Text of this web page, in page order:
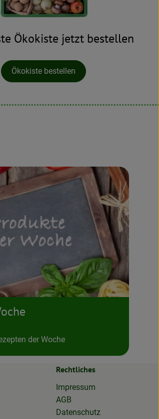
Ökokiste jetzt bestellen
Ökokiste bestellen
der Woche
Rechtliches
Impressum
AGB
Datenschutz